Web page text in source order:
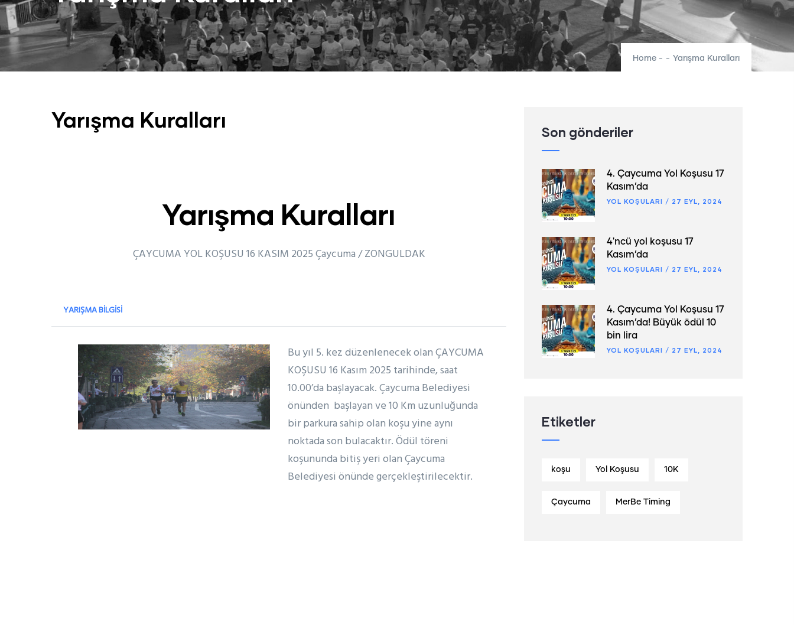
Home - - Yarışma Kuralları
Yarışma Kuralları
Yarışma Kuralları
ÇAYCUMA YOL KOŞUSU 16 KASIM 2025 Çaycuma / ZONGULDAK
YARIŞMA BILGISI
Bu yıl 5. kez düzenlenecek olan ÇAYCUMA
KOŞUSU 16 Kasım 2025 tarihinde, saat
10.00’da başlayacak. Çaycuma Belediyesi
önünden başlayan ve 10 Km uzunluğunda
bir parkura sahip olan koşu yine aynı
noktada son bulacaktır. Ödül töreni
koşununda bitiş yeri olan Çaycuma
Belediyesi önünde gerçekleştirilecektir.
Son gönderiler
4. Çaycuma Yol Koşusu 17
Kasım’da
YOL KOŞULARI / 27 EYL, 2024
4'ncü yol koşusu 17
Kasım’da
YOL KOŞULARI / 27 EYL, 2024
4. Çaycuma Yol Koşusu 17
Kasım’da! Büyük ödül 10
bin lira
YOL KOŞULARI / 27 EYL, 2024
Etiketler
koşu Yol Koşusu 10K
Çaycuma MerBe Timing